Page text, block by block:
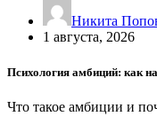
Никита
1 августа, 2026
Психология амбиций: как
Что такое амбиции и